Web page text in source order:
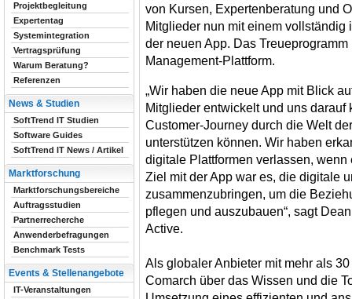
von Kursen, Expertenberatung und
Mitglieder nun mit einem
der neuen App. Das
Management-Plattform.
„Wir haben die neue App mit Blick
Mitglieder entwickelt und uns
Customer-Journey durch die Welt
unterstützen können. Wir haben
digitale Plattformen verlassen,
Ziel mit der App war es, die digitale
zusammenzubringen, um die
pflegen und auszubauen“, sagt
Active.
Als globaler Anbieter mit mehr als
Comarch über das Wissen und die
Projektbegleitung
Expertentag
Systemintegration
Vertragsprüfung
Warum Beratung?
Referenzen
News & Studien
SoftTrend IT Studien
Software Guides
SoftTrend IT News / Artikel
Marktforschung
Marktforschungsbereiche
Auftragsstudien
Partnerrecherche
Anwenderbefragungen
Benchmark Tests
Events & Stellenangebote
IT-Veranstaltungen